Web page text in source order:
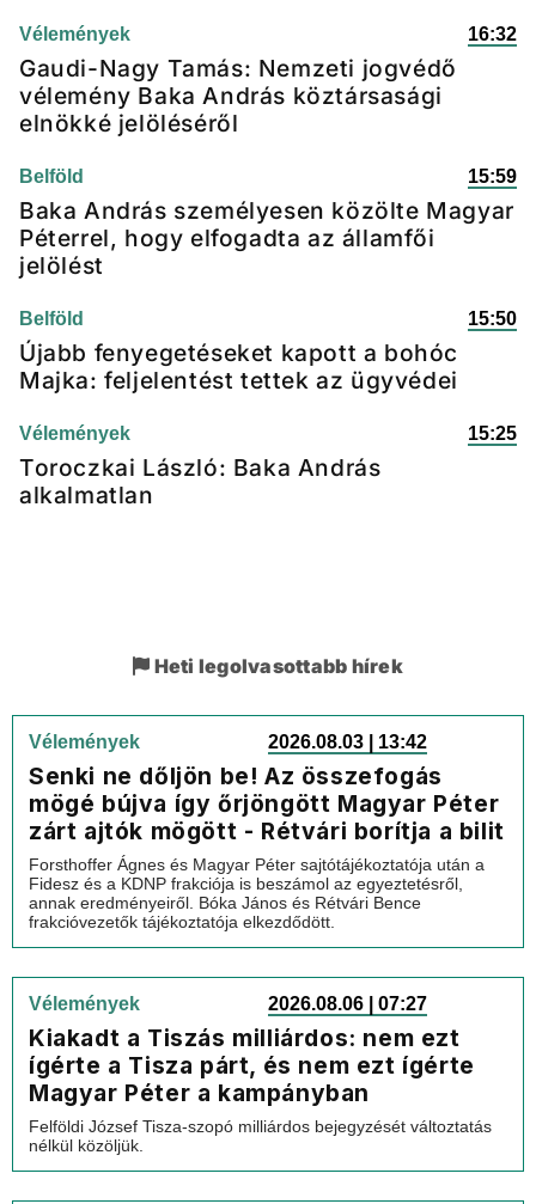
Vélemények 16:32
Gaudi-Nagy Tamás: Nemzeti jogvédő
vélemény Baka András köztársasági
elnökké jelöléséről
Belföld 15:59
Baka András személyesen közölte Magyar
Péterrel, hogy elfogadta az államfői
jelölést
Belföld 15:50
Újabb fenyegetéseket kapott a bohóc
Majka: feljelentést tettek az ügyvédei
Vélemények 15:25
Toroczkai László: Baka András
alkalmatlan
Heti legolvasottabb hírek
Vélemények 2026.08.03 | 13:42
Senki ne dőljön be! Az összefogás
mögé bújva így őrjöngött Magyar Péter
zárt ajtók mögött - Rétvári borítja a bilit
Forsthoffer Ágnes és Magyar Péter sajtótájékoztatója után a
Fidesz és a KDNP frakciója is beszámol az egyeztetésről,
annak eredményeiről. Bóka János és Rétvári Bence
frakcióvezetők tájékoztatója elkezdődött.
Vélemények 2026.08.06 | 07:27
Kiakadt a Tiszás milliárdos: nem ezt
ígérte a Tisza párt, és nem ezt ígérte
Magyar Péter a kampányban
Felföldi József Tisza-szopó milliárdos bejegyzését változtatás
nélkül közöljük.